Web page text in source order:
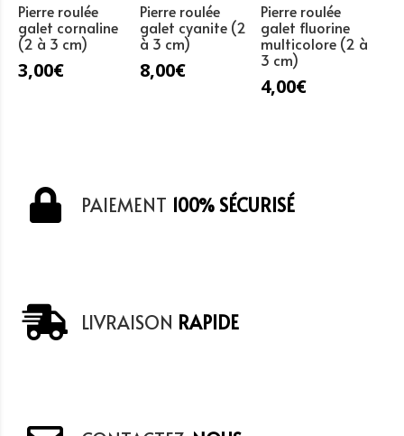
Pierre roulée
galet cornaline
(2 à 3 cm)
3,00€
Pierre roulée
galet cyanite (2
à 3 cm)
8,00€
Pierre roulée
galet fluorine
multicolore (2 à
3 cm)
4,00€
PAIEMENT 100% SÉCURISÉ
LIVRAISON RAPIDE